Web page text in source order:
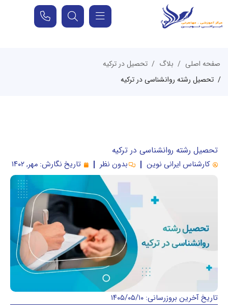
صفحه اصلی بلاگ
تحصیل در ترکیه
تحصیل رشته روانشناسی در ترکیه
تحصیل رشته روانشناسی در ترکیه
کارشناس ایرانی نوین بدون نظر تاریخ نگارش: مهر, ۱۴۰۲
تاریخ آخرین بروزرسانی: ۱۴۰۵/۰۵/۱۰